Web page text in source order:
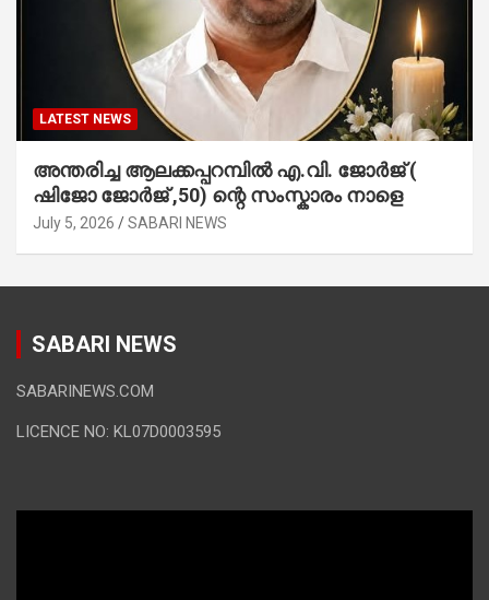
LATEST NEWS
അന്തരിച്ച ആ​ല​ക്ക​പ്പ​റമ്പിൽ​ എ.​വി. ജോ​ർ​ജ് (
ഷിജോ ജോർജ് ,50) ന്റെ സംസ്കാരം നാളെ
July 5, 2026 SABARI NEWS
SABARI NEWS
SABARINEWS.COM
LICENCE NO: KL07D0003595